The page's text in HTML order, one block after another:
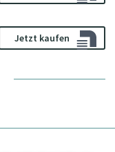
Jetzt kaufen